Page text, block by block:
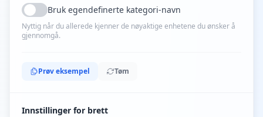
Bruk egendefinerte kategori-navn
Nyttig når du allerede kjenner de nøyaktige enhetene du ønsker å
gjennomgå.
Prøv eksempel Tøm
Innstillinger for brett